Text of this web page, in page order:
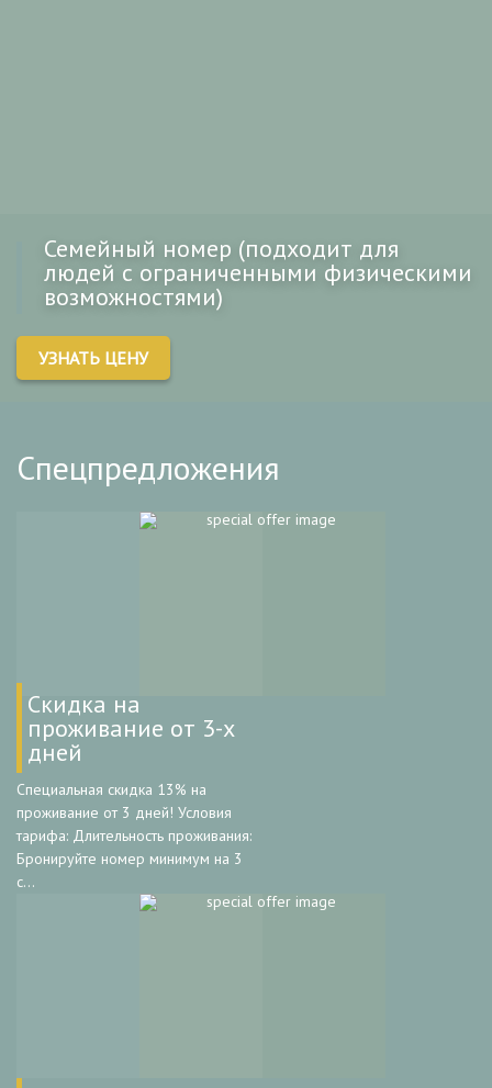
Семейный номер (подходит для
людей с ограниченными физическими
возможностями)
УЗНАТЬ ЦЕНУ
Спецпредложения
Скидка на
проживание от 3-х
дней
Специальная скидка 13% на
проживание от 3 дней! Условия
тарифа: Длительность проживания:
Бронируйте номер минимум на 3
с...